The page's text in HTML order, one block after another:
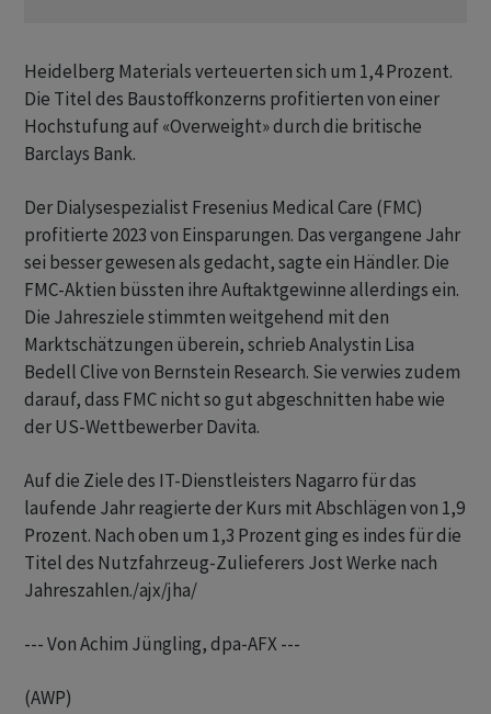
Heidelberg Materials verteuerten sich um 1,4 Prozent.
Die Titel des Baustoffkonzerns profitierten von einer
Hochstufung auf «Overweight» durch die britische
Barclays Bank.
Der Dialysespezialist Fresenius Medical Care (FMC)
profitierte 2023 von Einsparungen. Das vergangene Jahr
sei besser gewesen als gedacht, sagte ein Händler. Die
FMC-Aktien büssten ihre Auftaktgewinne allerdings ein.
Die Jahresziele stimmten weitgehend mit den
Marktschätzungen überein, schrieb Analystin Lisa
Bedell Clive von Bernstein Research. Sie verwies zudem
darauf, dass FMC nicht so gut abgeschnitten habe wie
der US-Wettbewerber Davita.
Auf die Ziele des IT-Dienstleisters Nagarro für das
laufende Jahr reagierte der Kurs mit Abschlägen von 1,9
Prozent. Nach oben um 1,3 Prozent ging es indes für die
Titel des Nutzfahrzeug-Zulieferers Jost Werke nach
Jahreszahlen./ajx/jha/
--- Von Achim Jüngling, dpa-AFX ---
(AWP)